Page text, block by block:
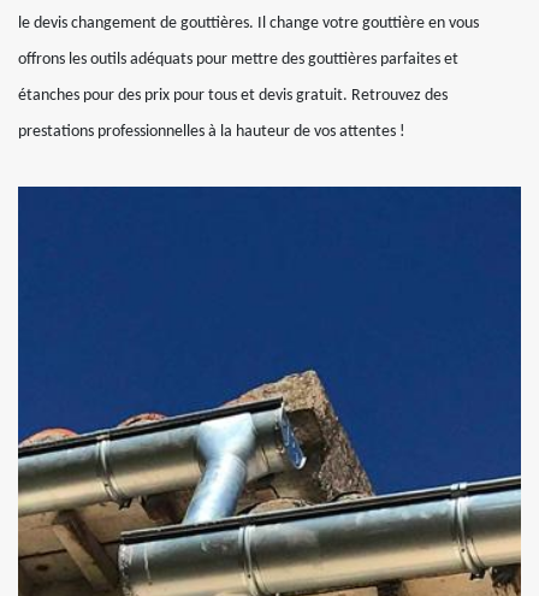
le devis changement de gouttières. Il change votre gouttière en vous
offrons les outils adéquats pour mettre des gouttières parfaites et
étanches pour des prix pour tous et devis gratuit. Retrouvez des
prestations professionnelles à la hauteur de vos attentes !